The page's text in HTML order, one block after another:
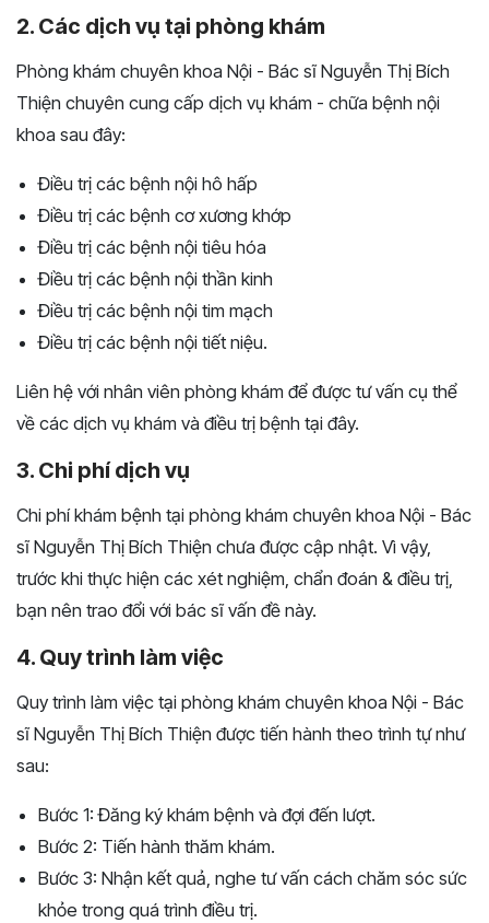
2. Các dịch vụ tại phòng khám
Phòng khám chuyên khoa Nội - Bác sĩ Nguyễn Thị Bích
Thiện chuyên cung cấp dịch vụ khám - chữa bệnh nội
khoa sau đây:
Điều trị các bệnh nội hô hấp
Điều trị các bệnh cơ xương khớp
Điều trị các bệnh nội tiêu hóa
Điều trị các bệnh nội thần kinh
Điều trị các bệnh nội tim mạch
Điều trị các bệnh nội tiết niệu.
Liên hệ với nhân viên phòng khám để được tư vấn cụ thể
về các dịch vụ khám và điều trị bệnh tại đây.
3. Chi phí dịch vụ
Chi phí khám bệnh tại phòng khám chuyên khoa Nội - Bác
sĩ Nguyễn Thị Bích Thiện chưa được cập nhật. Vì vậy,
trước khi thực hiện các xét nghiệm, chẩn đoán & điều trị,
bạn nên trao đổi với bác sĩ vấn đề này.
4. Quy trình làm việc
Quy trình làm việc tại phòng khám chuyên khoa Nội - Bác
sĩ Nguyễn Thị Bích Thiện được tiến hành theo trình tự như
sau:
Bước 1: Đăng ký khám bệnh và đợi đến lượt.
Bước 2: Tiến hành thăm khám.
Bước 3: Nhận kết quả, nghe tư vấn cách chăm sóc sức
khỏe trong quá trình điều trị.